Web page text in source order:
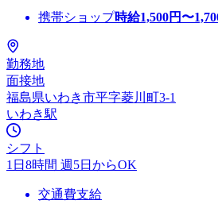
携帯ショップ時給1,500円〜
勤務地
面接地
福島県いわき市平字菱川町3-1
いわき駅
シフト
1日8時間 週5日からOK
交通費支給